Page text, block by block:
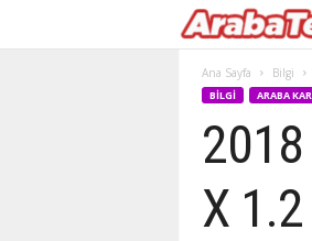
Ana Sayfa Bilgi
BILGI ARABA
X